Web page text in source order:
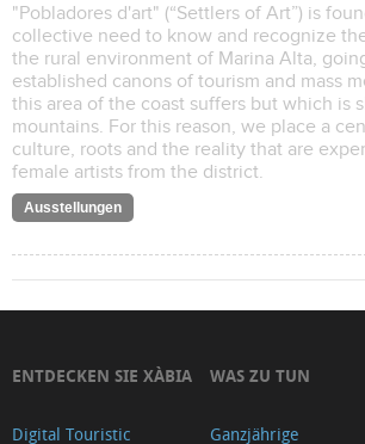
"Pobladores d'art" (“Settlers of Art”) is
collective need to know and recognize
the rural environment of Marina Alta,
established canons of tourism and mass
this area of the coast suffers but which is
mountains. For this reason, we place a
culture, roots and the reality that are
female artists from the district.
Ausstellungen
ENTDECKEN SIE XÀBIA
Digital Touristic
WAS ZU TUN
Ganzjährige